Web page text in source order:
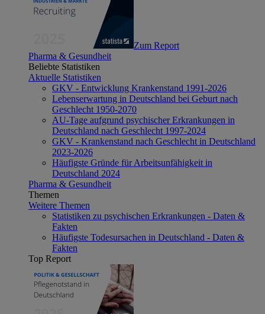
Zum Report
Pharma & Gesundheit
Beliebte Statistiken
Aktuelle Statistiken
GKV - Entwicklung Krankenstand 1991-2026
Lebenserwartung in Deutschland bei Geburt nach
Geschlecht 1950-2070
AU-Tage aufgrund psychischer Erkrankungen in
Deutschland nach Geschlecht 1997-2024
GKV - Krankenstand nach Geschlecht in Deutschland
2023-2026
Häufigste Gründe für Arbeitsunfähigkeit in
Deutschland 2024
Pharma & Gesundheit
Themen
Weitere Themen
Statistiken zu psychischen Erkrankungen - Daten &
Fakten
Häufigste Todesursachen in Deutschland - Daten &
Fakten
Top Report